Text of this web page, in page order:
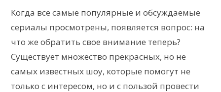
Когда все самые популярные и обсуждаемые
сериалы просмотрены, появляется вопрос: на
что же обратить свое внимание теперь?
Существует множество прекрасных, но не
самых известных шоу, которые помогут не
только с интересом, но и с пользой провести